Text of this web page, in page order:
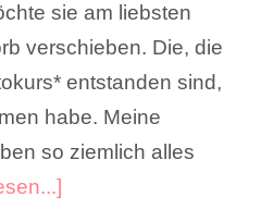
sie am liebsten
verschieben. Die, die
entstanden sind,
habe. Meine
so ziemlich alles